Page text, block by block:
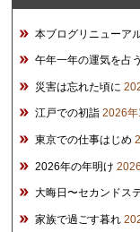
本ブログリニューア
午年一年の運気を占う
災害は忘れた頃に
江戸での初詣 2026年
東京での仕事はじめ
2026年の年明け
大晦日〜セカンドス
家族で過ごす暮れ